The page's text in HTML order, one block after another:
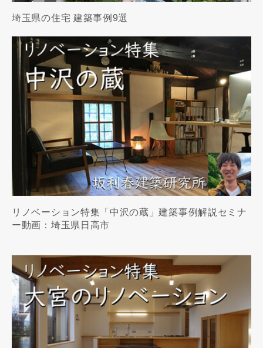
埼玉県の住宅 建築事例9選
リノベーション特集「中沢の蔵」建築事例解説セミナ
ー動画：埼玉県日高市